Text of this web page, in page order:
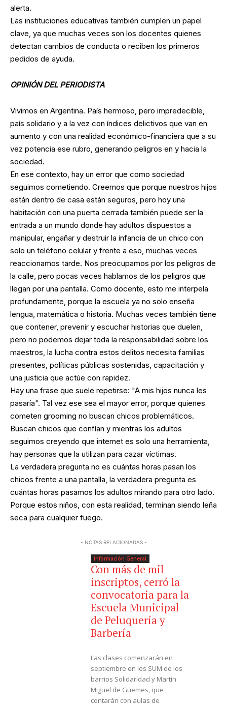
alerta.
Las instituciones educativas también cumplen un papel
clave, ya que muchas veces son los docentes quienes
detectan cambios de conducta o reciben los primeros
pedidos de ayuda.
OPINIÓN DEL PERIODISTA
Vivimos en Argentina. País hermoso, pero impredecible,
país solidario y a la vez con índices delictivos que van en
aumento y con una realidad económico-financiera que a su
vez potencia ese rubro, generando peligros en y hacia la
sociedad.
En ese contexto, hay un error que como sociedad
seguimos cometiendo. Creemos que porque nuestros hijos
están dentro de casa están seguros, pero hoy una
habitación con una puerta cerrada también puede ser la
entrada a un mundo donde hay adultos dispuestos a
manipular, engañar y destruir la infancia de un chico con
solo un teléfono celular y frente a eso, muchas veces
reaccionamos tarde. Nos preocupamos por los peligros de
la calle, pero pocas veces hablamos de los peligros que
llegan por una pantalla. Como docente, esto me interpela
profundamente, porque la escuela ya no solo enseña
lengua, matemática o historia. Muchas veces también tiene
que contener, prevenir y escuchar historias que duelen,
pero no podemos dejar toda la responsabilidad sobre los
maestros, la lucha contra estos delitos necesita familias
presentes, políticas públicas sostenidas, capacitación y
una justicia que actúe con rapidez.
Hay una frase que suele repetirse: "A mis hijos nunca les
pasaría". Tal vez ese sea el mayor error, porque quienes
cometen grooming no buscan chicos problemáticos.
Buscan chicos que confían y mientras los adultos
seguimos creyendo que internet es solo una herramienta,
hay personas que la utilizan para cazar víctimas.
La verdadera pregunta no es cuántas horas pasan los
chicos frente a una pantalla, la verdadera pregunta es
cuántas horas pasamos los adultos mirando para otro lado.
Porque estos niños, con esta realidad, terminan siendo leña
seca para cualquier fuego.
- NOTAS RELACIONADAS -
Información General
Con más de mil
inscriptos, cerró la
convocatoria para la
Escuela Municipal
de Peluquería y
Barbería
Las clases comenzarán en
septiembre en los SUM de los
barrios Solidaridad y Martín
Miguel de Güemes, que
contarán con aulas de